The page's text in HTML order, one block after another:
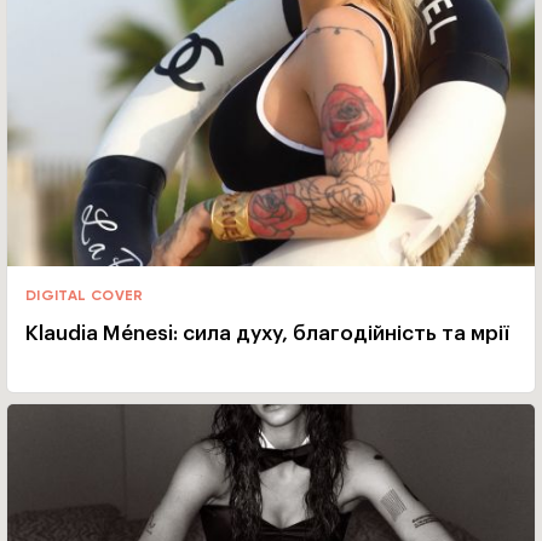
DIGITAL COVER
Klaudia Ménesi: сила духу, благодійність та мрії